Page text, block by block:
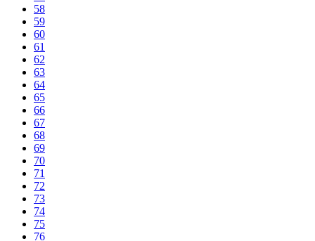
58
59
60
61
62
63
64
65
66
67
68
69
70
71
72
73
74
75
76